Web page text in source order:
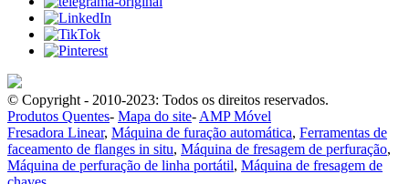
© Copyright - 2010-2023: Todos os direitos reservados.
Produtos Quentes- Mapa do site- AMP Móvel
Fresadora Linear, Máquina de furação automática, Ferramentas de
faceamento de flanges in situ, Máquina de fresagem de perfuração,
Máquina de perfuração de linha portátil, Máquina de fresagem de